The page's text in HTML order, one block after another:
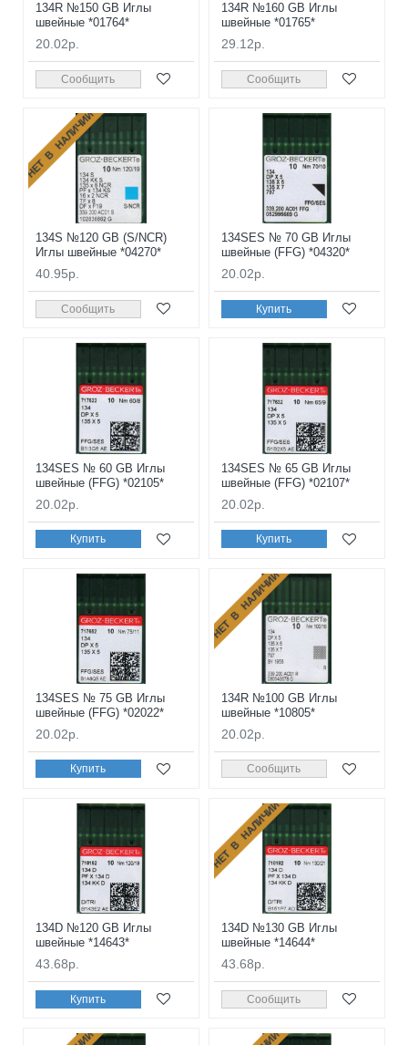
134R №150 GB Иглы
швейные *01764*
20.02р.
Сообщить
134R №160 GB Иглы
швейные *01765*
29.12р.
Сообщить
НЕТ В НАЛИЧИИ
134S №120 GB (S/NCR)
Иглы швейные *04270*
40.95р.
Сообщить
134SES № 70 GB Иглы
швейные (FFG) *04320*
20.02р.
Купить
134SES № 60 GB Иглы
швейные (FFG) *02105*
20.02р.
Купить
134SES № 65 GB Иглы
швейные (FFG) *02107*
20.02р.
Купить
134SES № 75 GB Иглы
швейные (FFG) *02022*
20.02р.
Купить
НЕТ В НАЛИЧИИ
134R №100 GB Иглы
швейные *10805*
20.02р.
Сообщить
134D №120 GB Иглы
швейные *14643*
43.68р.
Купить
НЕТ В НАЛИЧИИ
134D №130 GB Иглы
швейные *14644*
43.68р.
Сообщить